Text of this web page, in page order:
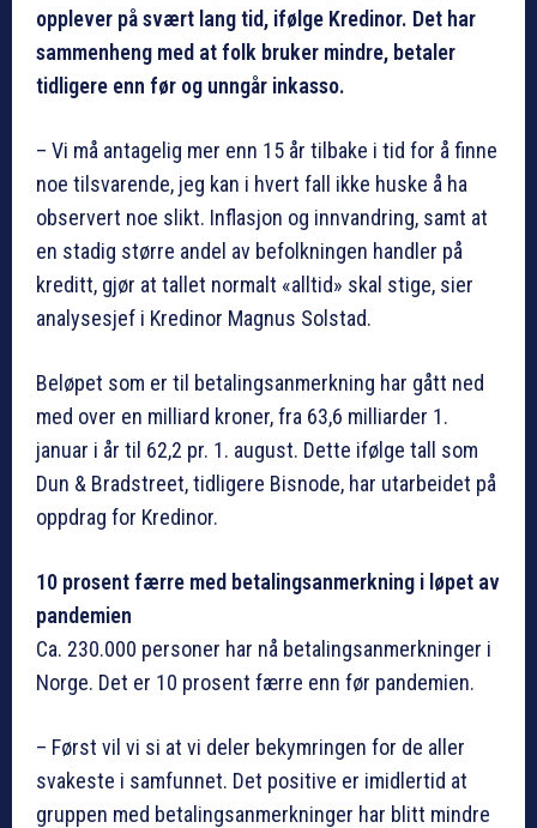
opplever på svært lang tid, ifølge Kredinor. Det har
sammenheng med at folk bruker mindre, betaler
tidligere enn før og unngår inkasso.
– Vi må antagelig mer enn 15 år tilbake i tid for å finne
noe tilsvarende, jeg kan i hvert fall ikke huske å ha
observert noe slikt. Inflasjon og innvandring, samt at
en stadig større andel av befolkningen handler på
kreditt, gjør at tallet normalt «alltid» skal stige, sier
analysesjef i Kredinor Magnus Solstad.
Beløpet som er til betalingsanmerkning har gått ned
med over en milliard kroner, fra 63,6 milliarder 1.
januar i år til 62,2 pr. 1. august. Dette ifølge tall som
Dun & Bradstreet, tidligere Bisnode, har utarbeidet på
oppdrag for Kredinor.
10 prosent færre med betalingsanmerkning i løpet av
pandemien
Ca. 230.000 personer har nå betalingsanmerkninger i
Norge. Det er 10 prosent færre enn før pandemien.
– Først vil vi si at vi deler bekymringen for de aller
svakeste i samfunnet. Det positive er imidlertid at
gruppen med betalingsanmerkninger har blitt mindre